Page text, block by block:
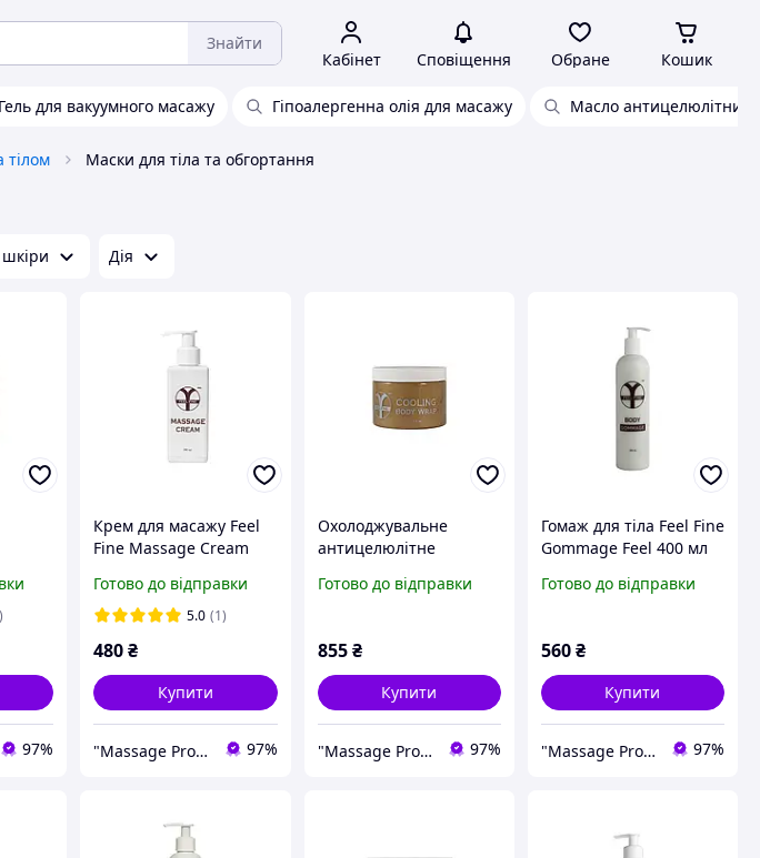
Знайти
Кабінет Сповіщення Обране Кошик
Гель для вакуумного масажу Гіпоалергенна олія для масажу Масло антицелюлітний
тілом Маски для тіла та обгортання
Дія
97%
Крем для масажу Feel
Fine Massage Cream
Зволожуючий крем для
масажу
Готово до відправки
5.0 (1)
480₴
Купити
"Massage Pro": Товари для масажу, краси та здоров'я! 97%
Охолоджувальне
антицелюлітне
Cooling Body Wrap 350
Готово до відправки
855 ₴
Купити
"Massage Pro": Товари для масажу, краси та здоров'я! 97%
Гомаж для тіла Feel Fine
Gommage Feel 400 мл
Косметичний гомаж
Готово до відправки
560₴
Купити
"Massage Pro": Товари для масажу, краси та здоров'я! 97%